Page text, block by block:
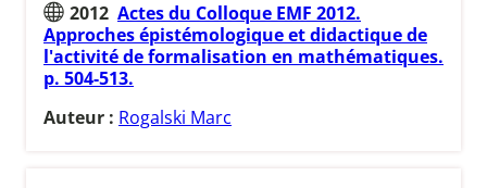
2012 Actes du Colloque EMF 2012.
Approches épistémologique et didactique de
l'activité de formalisation en mathématiques.
p. 504-513.
Auteur : Rogalski Marc